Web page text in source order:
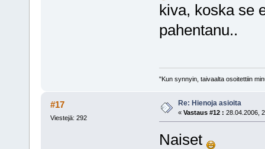
kiva, koska se
pahentanu..
"Kun synnyin, taivaalta osoitettiin
#17
Viestejä: 292
Re: Hienoja asioita
« Vastaus #12 : 28.04.2006,
Naiset